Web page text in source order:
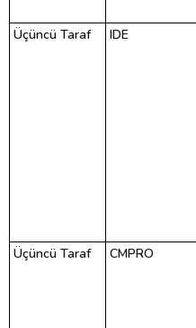
Üçüncü Taraf
IDE
Üçüncü Taraf
CMPRO